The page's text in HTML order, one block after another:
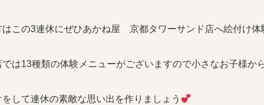
この3連休にぜひあかね屋 京都タワーサンド店へ絵付け体
は13種類の体験メニューがございますので小さなお子様か
して連休の素敵な思い出を作りましょう